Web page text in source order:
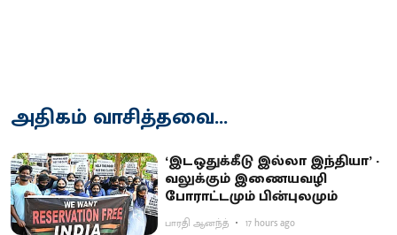
அதிகம் வாசித்தவை...
‘இடஒதுக்கீடு இல்லா இந்தியா’ -
வலுக்கும் இணையவழி
போராட்டமும் பின்புலமும்
பாரதி ஆனந்த் 17 hours ago